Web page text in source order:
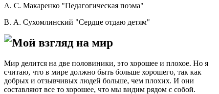
А. С. Макаренко "Педагогическая поэма"
В. А. Сухомлинский "Сердце отдаю детям"
Мой взгляд на мир
Мир делится на две половиники, это хорошее и плохое. Но я
считаю, что в мире должно быть больше хорошего, так как
добрых и отзывчивых людей больше, чем плохих. И они
составляют все то хорошее, что мы видим рядом с собой.